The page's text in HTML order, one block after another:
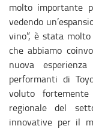
molto importante
vedendo
vino”, è stata
che abbiamo
nuova
performanti di
voluto
regionale del
innovative per il